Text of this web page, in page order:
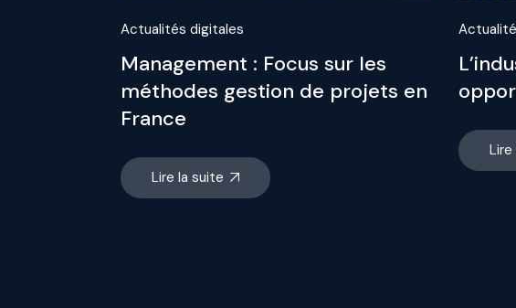
Actualités digitales
Management : Focus sur les
méthodes gestion de projets en
France
Lire la suite